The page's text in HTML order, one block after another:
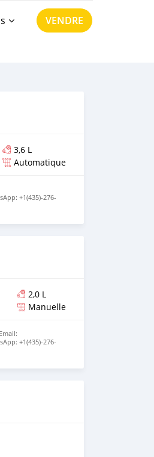
VENDRE
3,6 L
Automatique
+1(435)-276-
2,0 L
Manuelle
+1(435)-276-